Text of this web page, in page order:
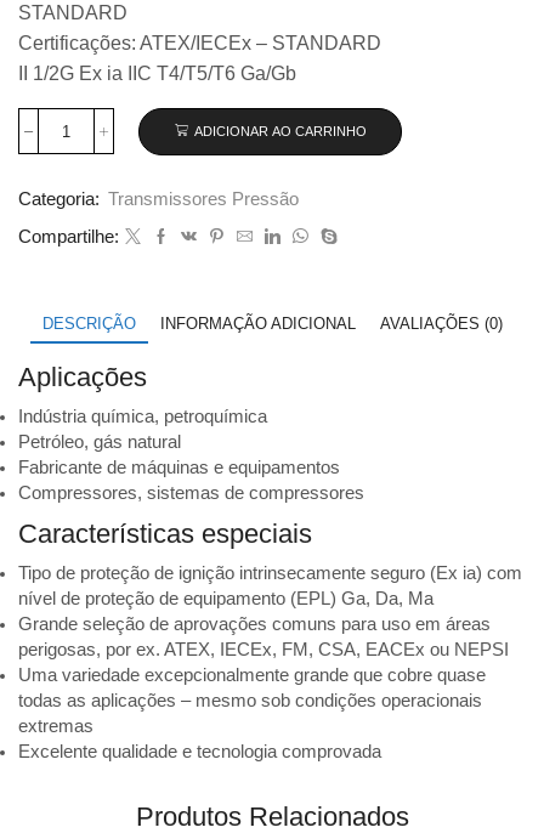
STANDARD
Certificações: ATEX/IECEx – STANDARD
II 1/2G Ex ia IIC T4/T5/T6 Ga/Gb
Transmissor
Wika
modelo
bar
código
quantidade
ADICIONAR AO CARRINHO
Categoria: Transmissores Pressão
Compartilhe:
DESCRIÇÃO INFORMAÇÃO ADICIONAL AVALIAÇÕES (0)
Aplicações
Indústria química, petroquímica
Petróleo, gás natural
Fabricante de máquinas e equipamentos
Compressores, sistemas de compressores
Características especiais
Tipo de proteção de ignição intrinsecamente seguro (Ex ia) com
nível de proteção de equipamento (EPL) Ga, Da, Ma
Grande seleção de aprovações comuns para uso em áreas
perigosas, por ex. ATEX, IECEx, FM, CSA, EACEx ou NEPSI
Uma variedade excepcionalmente grande que cobre quase
todas as aplicações – mesmo sob condições operacionais
extremas
Excelente qualidade e tecnologia comprovada
Produtos Relacionados